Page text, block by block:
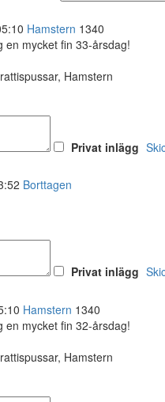
Hamstern 1340
en mycket fin 33-årsdag!
Hamstern
Privat inlägg
Borttagen
Privat inlägg
Hamstern 1340
en mycket fin 32-årsdag!
Hamstern